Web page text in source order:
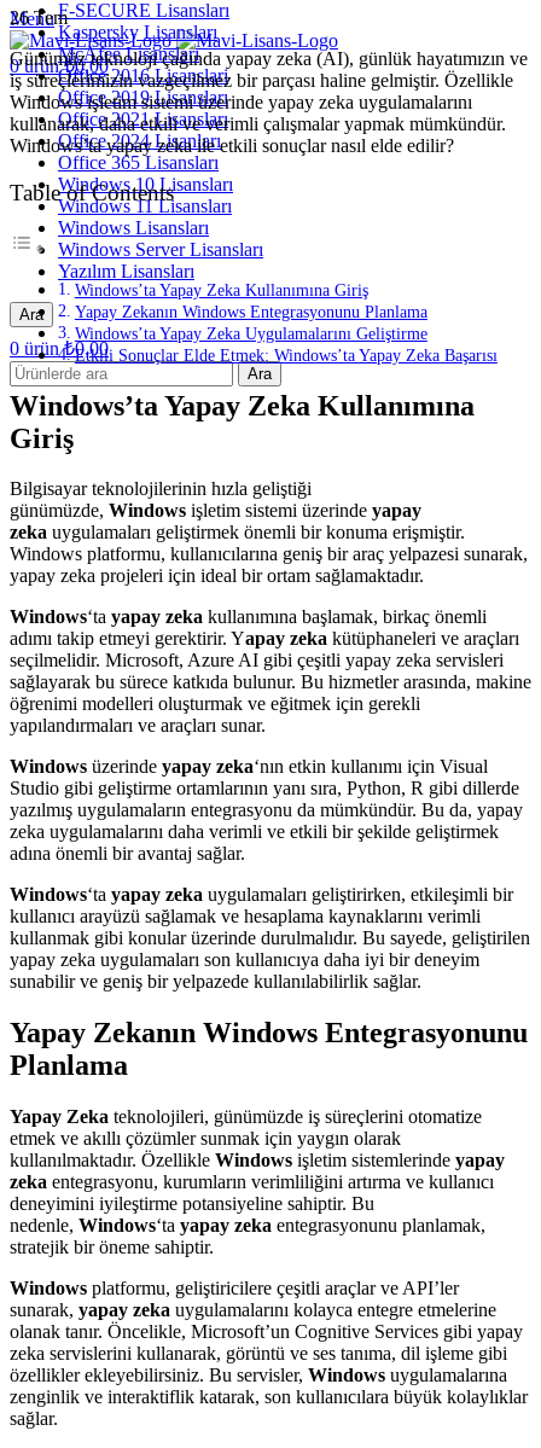
Menu
0ürün ₺0,00
F-SECURE Lisansları
Kaspersky Lisansları
McAfee Lisansları
Office 2016 Lisanslari
Office 2019 Lisansları
Office 2021 Lisansları
Office 2024 Lisanları
Office 365 Lisansları
Windows 10 Lisansları
Windows 11 Lisansları
Windows Lisansları
Windows Server Lisansları
Yazılım Lisansları
Ara
0 ürün ₺0,00
Ara
26Tem
Günümüz teknoloji çağında yapay zeka (AI), günlük hayatımızın ve
iş süreçlerimizin vazgeçilmez bir parçası haline gelmiştir. Özellikle
Windows işletim sistemi üzerinde yapay zeka uygulamalarını
kullanarak, daha etkili ve verimli çalışmalar yapmak mümkündür.
Windows’ta yapay zeka ile etkili sonuçlar nasıl elde edilir?
Table of Contents
Windows’ta Yapay Zeka Kullanımına Giriş
Yapay Zekanın Windows Entegrasyonunu Planlama
Windows’ta Yapay Zeka Uygulamalarını Geliştirme
Etkili Sonuçlar Elde Etmek: Windows’ta Yapay Zeka Başarısı
Windows’ta Yapay Zeka Kullanımına
Giriş
Bilgisayar teknolojilerinin hızla geliştiği
günümüzde, Windows işletim sistemi üzerinde yapay
zeka uygulamaları geliştirmek önemli bir konuma erişmiştir.
Windows platformu, kullanıcılarına geniş bir araç yelpazesi sunarak,
yapay zeka projeleri için ideal bir ortam sağlamaktadır.
Windows‘ta yapay zeka kullanımına başlamak, birkaç önemli
adımı takip etmeyi gerektirir. Yapay zeka kütüphaneleri ve araçları
seçilmelidir. Microsoft, Azure AI gibi çeşitli yapay zeka servisleri
sağlayarak bu sürece katkıda bulunur. Bu hizmetler arasında, makine
öğrenimi modelleri oluşturmak ve eğitmek için gerekli
yapılandırmaları ve araçları sunar.
Windows üzerinde yapay zeka‘nın etkin kullanımı için Visual
Studio gibi geliştirme ortamlarının yanı sıra, Python, R gibi dillerde
yazılmış uygulamaların entegrasyonu da mümkündür. Bu da, yapay
zeka uygulamalarını daha verimli ve etkili bir şekilde geliştirmek
adına önemli bir avantaj sağlar.
Windows‘ta yapay zeka uygulamaları geliştirirken, etkileşimli bir
kullanıcı arayüzü sağlamak ve hesaplama kaynaklarını verimli
kullanmak gibi konular üzerinde durulmalıdır. Bu sayede, geliştirilen
yapay zeka uygulamaları son kullanıcıya daha iyi bir deneyim
sunabilir ve geniş bir yelpazede kullanılabilirlik sağlar.
Yapay Zekanın Windows Entegrasyonunu
Planlama
Yapay Zeka teknolojileri, günümüzde iş süreçlerini otomatize
etmek ve akıllı çözümler sunmak için yaygın olarak
kullanılmaktadır. Özellikle Windows işletim sistemlerinde yapay
zeka entegrasyonu, kurumların verimliliğini artırma ve kullanıcı
deneyimini iyileştirme potansiyeline sahiptir. Bu
nedenle, Windows‘ta yapay zeka entegrasyonunu planlamak,
stratejik bir öneme sahiptir.
Windows platformu, geliştiricilere çeşitli araçlar ve API’ler
sunarak, yapay zeka uygulamalarını kolayca entegre etmelerine
olanak tanır. Öncelikle, Microsoft’un Cognitive Services gibi yapay
zeka servislerini kullanarak, görüntü ve ses tanıma, dil işleme gibi
özellikler ekleyebilirsiniz. Bu servisler, Windows uygulamalarına
zenginlik ve interaktiflik katarak, son kullanıcılara büyük kolaylıklar
sağlar.